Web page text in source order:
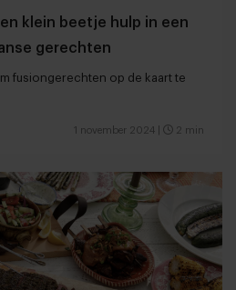
klein beetje hulp in een
gerechten
fusiongerechten op de kaart te
1 november 2024 2 min